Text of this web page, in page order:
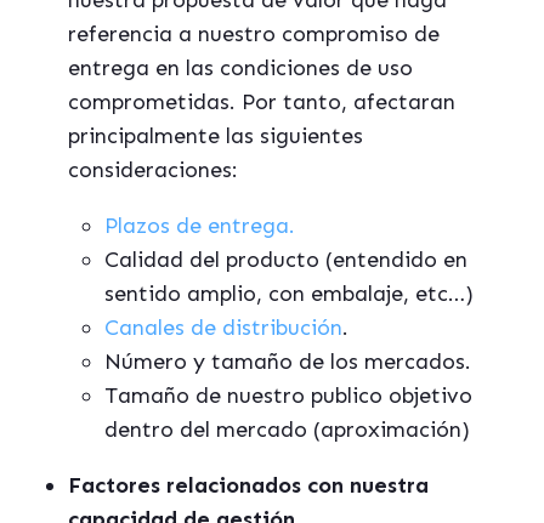
referencia a nuestro compromiso de
entrega en las condiciones de uso
comprometidas. Por tanto, afectaran
principalmente las siguientes
consideraciones:
Plazos de entrega.
Calidad del producto (entendido en
sentido amplio, con embalaje, etc…)
Canales de distribución.
Número y tamaño de los mercados.
Tamaño de nuestro publico objetivo
dentro del mercado (aproximación)
Factores relacionados con nuestra